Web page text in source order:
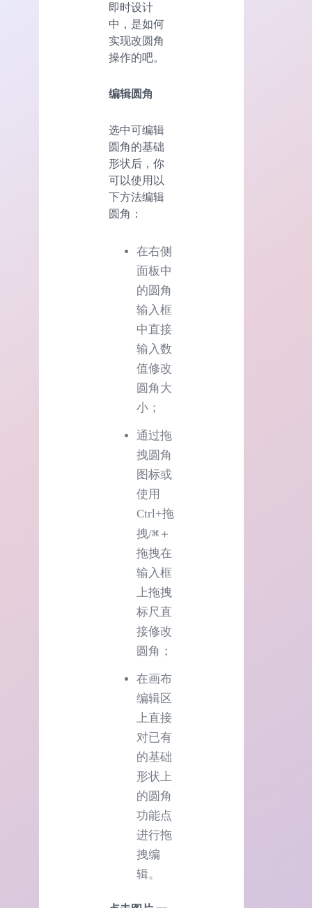
即时设计
中，是如何
实现改圆角
操作的吧。
编辑圆角
选中可编辑
圆角的基础
形状后，你
可以使用以
下方法编辑
圆角：
在右侧
面板中
的圆角
输入框
中直接
输入数
值修改
圆角大
小；
通过拖
拽圆角
图标或
使用
Ctrl+拖
拽/⌘ ＋
拖拽在
输入框
上拖拽
标尺直
接修改
圆角；
在画布
编辑区
上直接
对已有
的基础
形状上
的圆角
功能点
进行拖
拽编
辑。